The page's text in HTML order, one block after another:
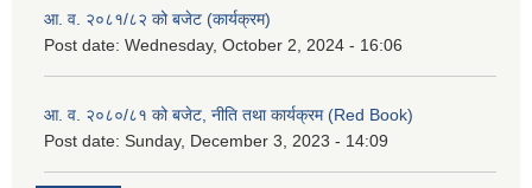
आ. व. २०८१/८२ को बजेट (कार्यक्रम)
Post date: Wednesday, October 2, 2024 - 16:06
आ. व. २०८०/८१ को बजेट, नीति तथा कार्यक्रम (Red Book)
Post date: Sunday, December 3, 2023 - 14:09